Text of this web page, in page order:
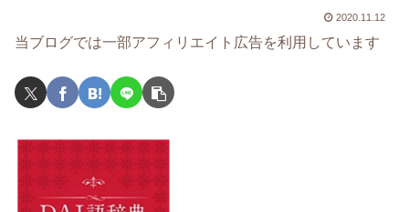
2020.11.12
当ブログでは一部アフィリエイト広告を利用しています